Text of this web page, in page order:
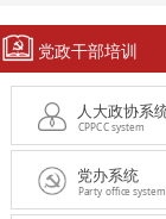
党政干部培训
人大政协系
CPPCC system
党办系统
Party office system